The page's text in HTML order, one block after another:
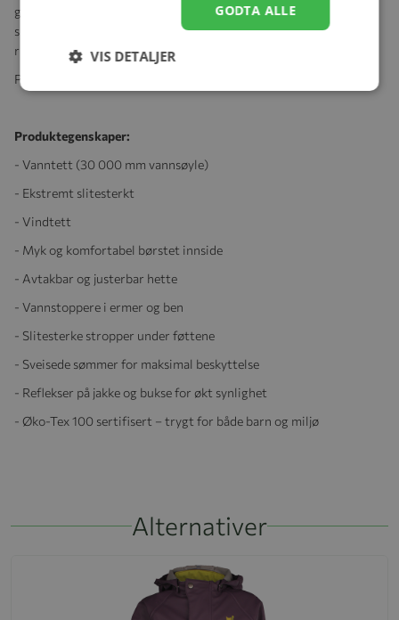
gjør dette settet både praktisk og stilig. Sveisede sømmer og en
sikker, avtakbar og justerbar hette gir ekstra beskyttelse mot
ruskeværet.
Plask Regnsettet for kolleksjon "Tolvmeterskogen - 2025"
Produktegenskaper:
- Vanntett (30 000 mm vannsøyle)
- Ekstremt slitesterkt
- Vindtett
- Myk og komfortabel børstet innside
- Avtakbar og justerbar hette
- Vannstoppere i ermer og ben
- Slitesterke stropper under føttene
- Sveisede sømmer for maksimal beskyttelse
- Reflekser på jakke og bukse for økt synlighet
- Øko-Tex 100 sertifisert – trygt for både barn og miljø
Alternativer
GODTA ALLE
VIS DETALJER